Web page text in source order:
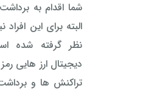
شما اقدام به
البته برای این
نظر گرفته شده
دیجیتال ارز هایی
تراکنش ها و